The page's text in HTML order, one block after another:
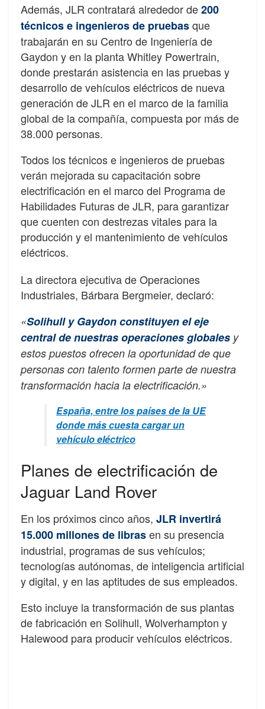
Además, JLR contratará alrededor de200
técnicos e ingenieros de pruebasque
trabajarán en su Centro de Ingeniería de
Gaydon y en la planta Whitley Powertrain,
donde prestarán asistencia en las pruebas y
desarrollo de vehículos eléctricos de nueva
generación de JLR en el marco de la familia
global de la compañía, compuesta por más de
38.000 personas.
Todos los técnicos e ingenieros de pruebas
verán mejorada su capacitación sobre
electrificación en el marco del Programa de
Habilidades Futuras de JLR, para garantizar
que cuenten con destrezas vitales para la
producción y el mantenimiento de vehículos
eléctricos.
La directora ejecutiva de Operaciones
Industriales, Bárbara Bergmeier, declaró:
«Solihull y Gaydon constituyen el eje
central de nuestras operaciones globales y
estos puestos ofrecen la oportunidad de que
personas con talento formen parte de nuestra
transformación hacia la electrificación.»
España, entre los países de la UE
donde más cuesta cargar un
vehículo eléctrico
Planes de electrificación de
Jaguar Land Rover
En los próximos cinco años, JLR invertirá
15.000 millones de librasen su presencia
industrial, programas de sus vehículos;
tecnologías autónomas, de inteligencia artificial
y digital, y en las aptitudes de sus empleados.
Esto incluye la transformación de sus plantas
de fabricación en Solihull, Wolverhampton y
Halewood para producir vehículos eléctricos.